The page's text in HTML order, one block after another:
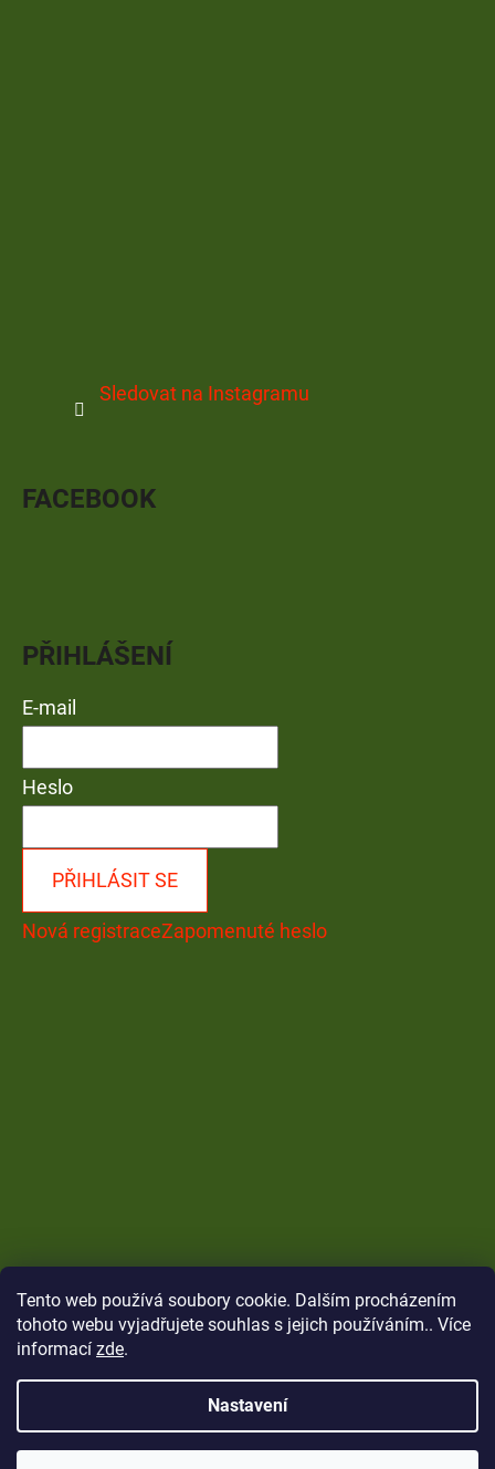
Tento web používá soubory cookie. Dalším procházením
tohoto webu vyjadřujete souhlas s jejich používáním.. Více
informací zde.
Nastavení
Sledovat na Instagramu
FACEBOOK
PŘIHLÁŠENÍ
E-mail
Heslo
PŘIHLÁSIT SE
Nová registraceZapomenuté heslo
Copyright 2026CARP Brothers. Všechna práva